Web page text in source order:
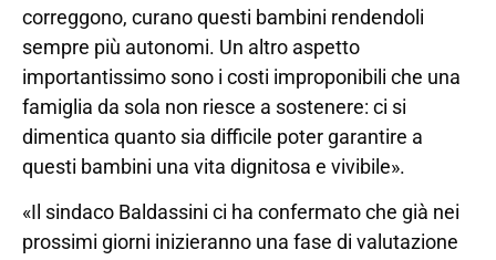
correggono, curano questi bambini rendendoli
sempre più autonomi. Un altro aspetto
importantissimo sono i costi improponibili che una
famiglia da sola non riesce a sostenere: ci si
dimentica quanto sia difficile poter garantire a
questi bambini una vita dignitosa e vivibile».
«Il sindaco Baldassini ci ha confermato che già nei
prossimi giorni inizieranno una fase di valutazione